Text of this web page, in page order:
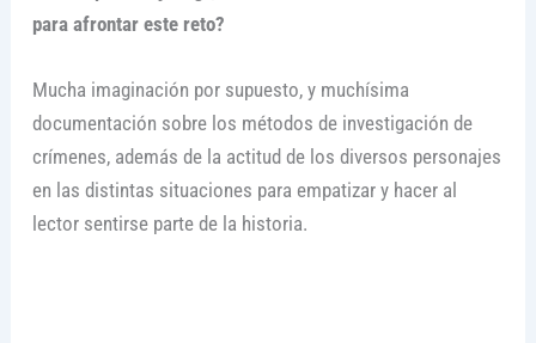
para afrontar este reto?
Mucha imaginación por supuesto, y muchísima
documentación sobre los métodos de investigación de
crímenes, además de la actitud de los diversos personajes
en las distintas situaciones para empatizar y hacer al
lector sentirse parte de la historia.